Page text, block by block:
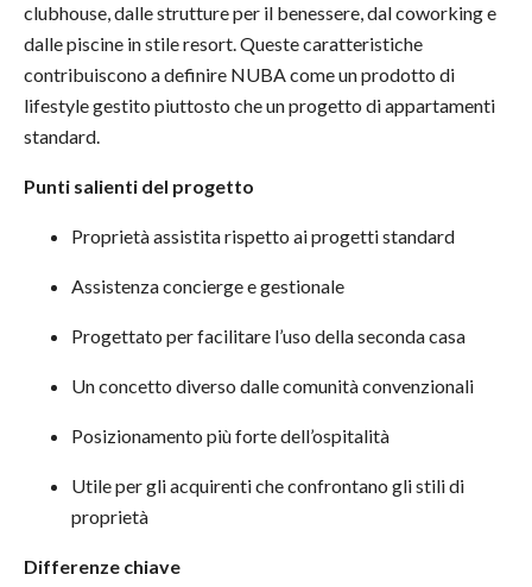
clubhouse, dalle strutture per il benessere, dal coworking e
dalle piscine in stile resort. Queste caratteristiche
contribuiscono a definire NUBA come un prodotto di
lifestyle gestito piuttosto che un progetto di appartamenti
standard.
Punti salienti del progetto
Proprietà assistita rispetto ai progetti standard
Assistenza concierge e gestionale
Progettato per facilitare l’uso della seconda casa
Un concetto diverso dalle comunità convenzionali
Posizionamento più forte dell’ospitalità
Utile per gli acquirenti che confrontano gli stili di
proprietà
Differenze chiave